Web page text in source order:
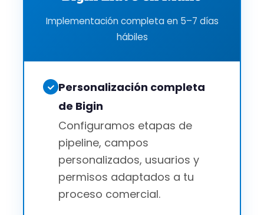
Implementación completa en 5–7 días
hábiles
Personalización completa
de Bigin
Configuramos etapas de
pipeline, campos
personalizados, usuarios y
permisos adaptados a tu
proceso comercial.